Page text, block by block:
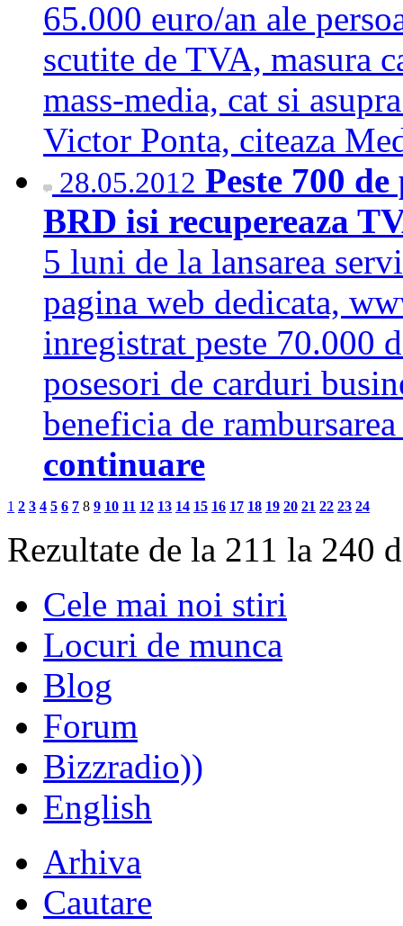
65.000 euro/an ale
scutite de TVA, masura
mass-media, cat si
Victor Ponta, citeaza
28.05.2012 Peste 700
BRD isi recupereaza
5 luni de la lansarea
pagina web dedicata,
inregistrat peste 70.000
posesori de carduri
beneficia de
continuare
1 2 3 4 5 6 7 8 9 10 11 12 13 14 15 16 17 18 19 20 21 22 23 24
Rezultate de la 211 la 240
Cele mai noi stiri
Locuri de munca
Blog
Forum
Bizzradio))
English
Arhiva
Cautare